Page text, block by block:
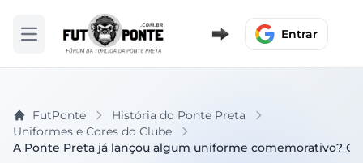
Abrir menu Entrar
FutPonte
História do Ponte Preta
Uniformes e Cores do Clube
A Ponte Preta já lançou algum uniforme comemorativo?